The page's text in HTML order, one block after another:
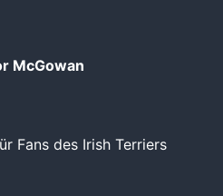
McGowan
Fans des Irish Terriers